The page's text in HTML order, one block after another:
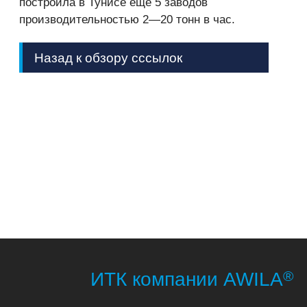
производительностью 2—20 тонн в час.
Назад к обзору cссылок
ИТК компании AWILA®